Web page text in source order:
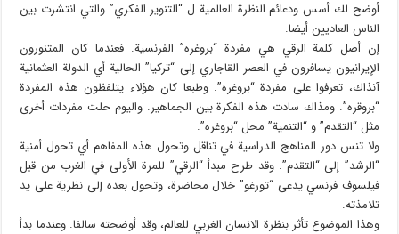
أوضح لك أسس ودعائم النظرة العالمية ل “التنوير الفكري” والتي انتشرت بين
الناس العاديين أيضا.
إن أصل كلمة الرقي هي مفردة “بروغره” الفرنسية. فعندما كان المتنورون
الإيرانيون يسافرون في العصر القاجاري إلى “تركيا” الحالية أي الدولة العثمانية
آنذاك، تعرفوا على مفردة “بروغره”. وطبعا كان هؤلاء يتلفظون هذه المفردة
“بروقره”. ومذاك سادت هذه الفكرة بين الجماهير. واليوم حلت مفردات أخرى
مثل “التقدم” و “التنمية” محل “بروغره”.
ولا تنس دور المناهج الدراسية في تناقل وتحول هذه المفاهم أي تحول أمنية
“الرشد” إلى “التقدم”. وقد طرح مبدأ “الرقي” للمرة الأولى في الغرب من قبل
فيلسوف فرنسي يدعى “تورغو” خلال محاضرة، وتحول بعده إلى نظرية على يد
تلامذته.
وهذا الموضوع تأثر بنظرة الانسان الغربي للعالم، وقد أوضحته سالفا. وعندما بدأ